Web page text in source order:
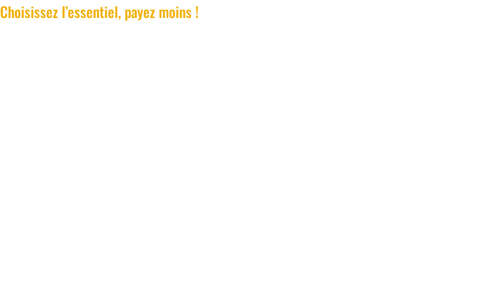
Choisissez l’essentiel, payez moins !